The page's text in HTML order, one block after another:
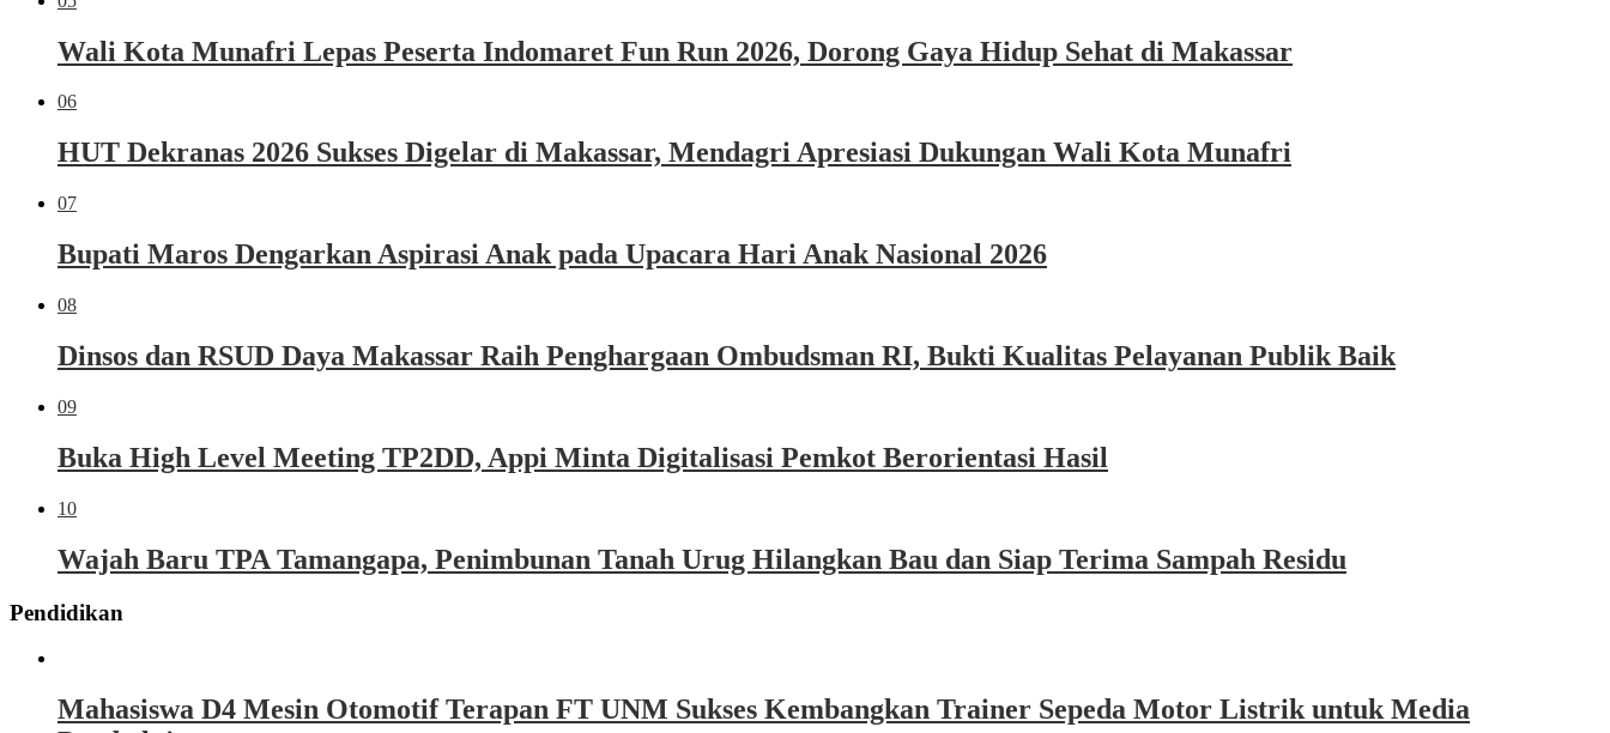
Wali Kota Munafri Lepas Peserta Indomaret Fun Run 2026, Dorong Gaya Hidup Sehat di Makassar
06
HUT Dekranas 2026 Sukses Digelar di Makassar, Mendagri Apresiasi Dukungan Wali Kota Munafri
07
Bupati Maros Dengarkan Aspirasi Anak pada Upacara Hari Anak Nasional 2026
08
Dinsos dan RSUD Daya Makassar Raih Penghargaan Ombudsman RI, Bukti Kualitas Pelayanan Publik Baik
09
Buka High Level Meeting TP2DD, Appi Minta Digitalisasi Pemkot Berorientasi Hasil
10
Wajah Baru TPA Tamangapa, Penimbunan Tanah Urug Hilangkan Bau dan Siap Terima Sampah Residu
Pendidikan
Mahasiswa D4 Mesin Otomotif Terapan FT UNM Sukses Kembangkan Trainer Sepeda Motor Listrik untuk Media